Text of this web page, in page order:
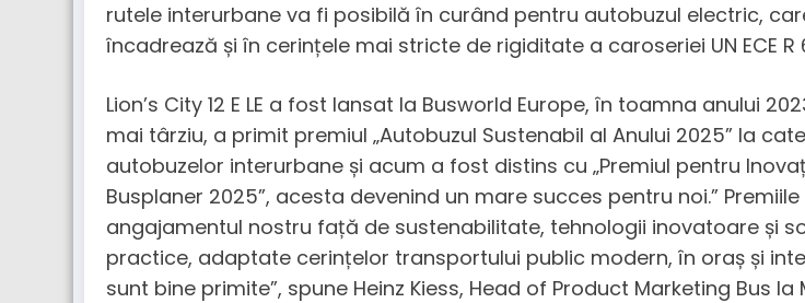
rutele interurbane va fi posibilă în curând pentru autobuzul electric,
încadrează și în cerințele mai stricte de rigiditate a caroseriei UN ECE R
Lion’s City 12 E LE a fost lansat la Busworld Europe, în toamna anului
mai târziu, a primit premiul „Autobuzul Sustenabil al Anului 2025” la
autobuzelor interurbane și acum a fost distins cu „Premiul pentru
Busplaner 2025”, acesta devenind un mare succes pentru noi.”
angajamentul nostru față de sustenabilitate, tehnologii inovatoare și
practice, adaptate cerințelor transportului public modern, în oraș și
sunt bine primite”, spune Heinz Kiess, Head of Product Marketing Bus la